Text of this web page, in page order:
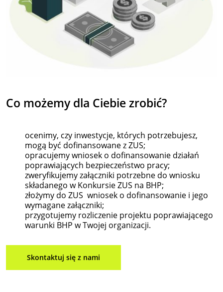
Co możemydla Ciebie zrobić?
ocenimy, czy inwestycje, których potrzebujesz,
mogą być dofinansowane z ZUS;
opracujemy wniosek o dofinansowanie działań
poprawiających bezpieczeństwo pracy;
zweryfikujemy załączniki potrzebne do wniosku
składanego w Konkursie ZUS na BHP;
złożymy do ZUS wniosek o dofinansowanie i jego
wymagane załączniki;
przygotujemy rozliczenie projektu poprawiającego
warunki BHP w Twojej organizacji.
Skontaktuj się z nami